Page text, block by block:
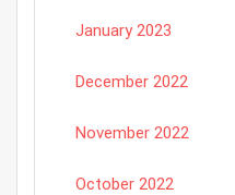
January 2023
December 2022
November 2022
October 2022